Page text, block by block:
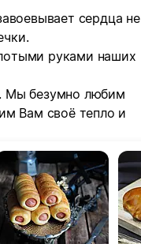
сердца не
руками наших
Мы безумно любим
Вам своё тепло и